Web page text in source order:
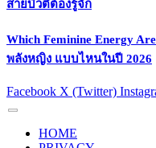
สายบิวตี้ต้องรู้จัก
Which Feminine Energy
พลังหญิง แบบไหนในปี 2026
Facebook X (Twitter)
HOME